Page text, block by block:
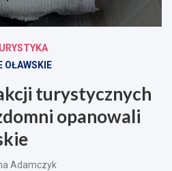
OŁAWSKIE
turystycznych
opanowali
Adamczyk